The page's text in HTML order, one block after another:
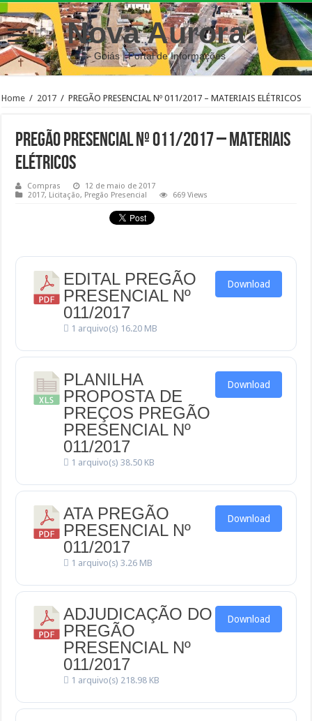
Nova Aurora
– Goiás | Portal de Informações
Home / 2017 / PREGÃO PRESENCIAL Nº 011/2017 – MATERIAIS ELÉTRICOS
PREGÃO PRESENCIAL Nº 011/2017 – MATERIAIS
ELÉTRICOS
Compras
12 de maio de 2017
2017, Licitação, Pregão Presencial 669 Views
EDITAL PREGÃO
PRESENCIAL Nº
011/2017
1 arquivo(s) 16.20 MB
Download
PLANILHA
PROPOSTA DE
PREÇOS PREGÃO
PRESENCIAL Nº
011/2017
1 arquivo(s)38.50 KB
Download
ATA PREGÃO
PRESENCIAL Nº
011/2017
1 arquivo(s)3.26 MB
Download
ADJUDICAÇÃO DO
PREGÃO
PRESENCIAL Nº
011/2017
1 arquivo(s) 218.98 KB
Download